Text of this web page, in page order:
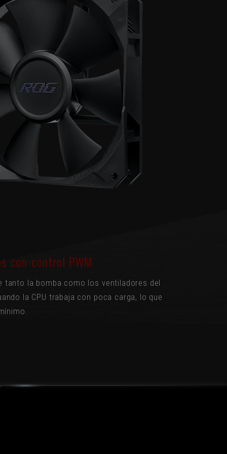
con control PWM
tanto la bomba como los ventiladores del
la CPU trabaja con poca carga, lo que